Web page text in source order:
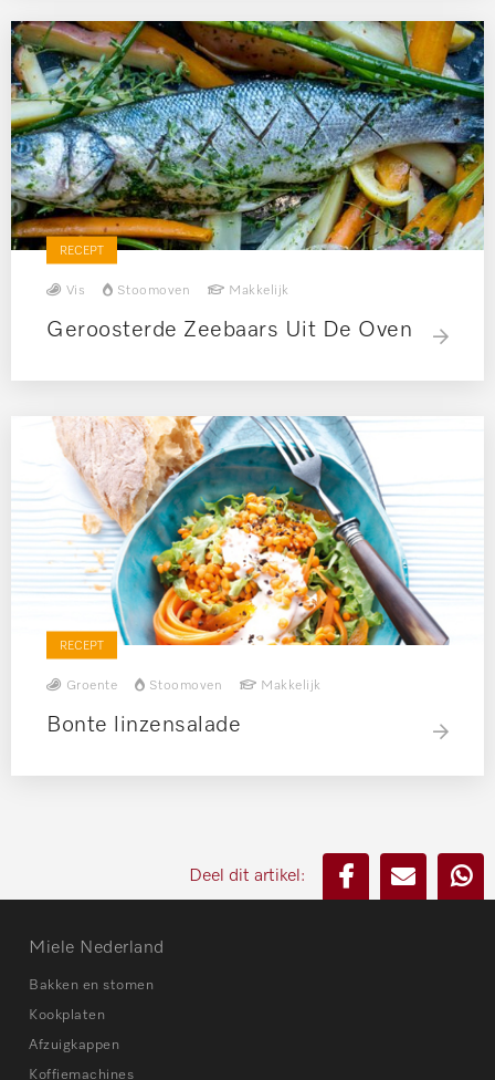
RECEPT
Vis Stoomoven Makkelijk
Geroosterde Zeebaars Uit De Oven
RECEPT
Groente Stoomoven Makkelijk
Bonte linzensalade
Deel dit artikel:
Miele Nederland
Bakken en stomen
Kookplaten
Afzuigkappen
Koffiemachines